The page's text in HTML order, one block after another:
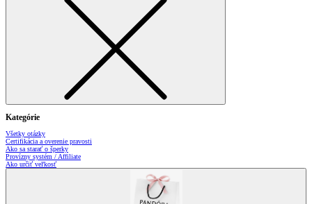
Kategórie
Všetky otázky
Certifikácia a overenie pravosti
Ako sa starať o šperky
Provízny systém / Affiliate
Ako určiť veľkosť